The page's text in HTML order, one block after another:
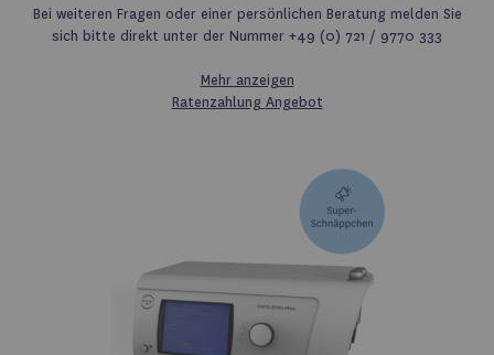
Bei weiteren Fragen oder einer persönlichen Beratung melden Sie
sich bitte direkt unter der Nummer +49 (0) 721 / 9770 333
Mehr anzeigen
Ratenzahlung Angebot